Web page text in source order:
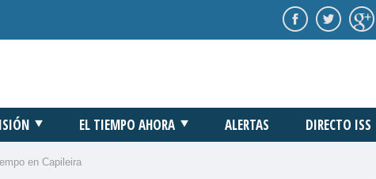
EL TIEMPO AHORA ALERTAS DIRECTO ISS
en Capileira